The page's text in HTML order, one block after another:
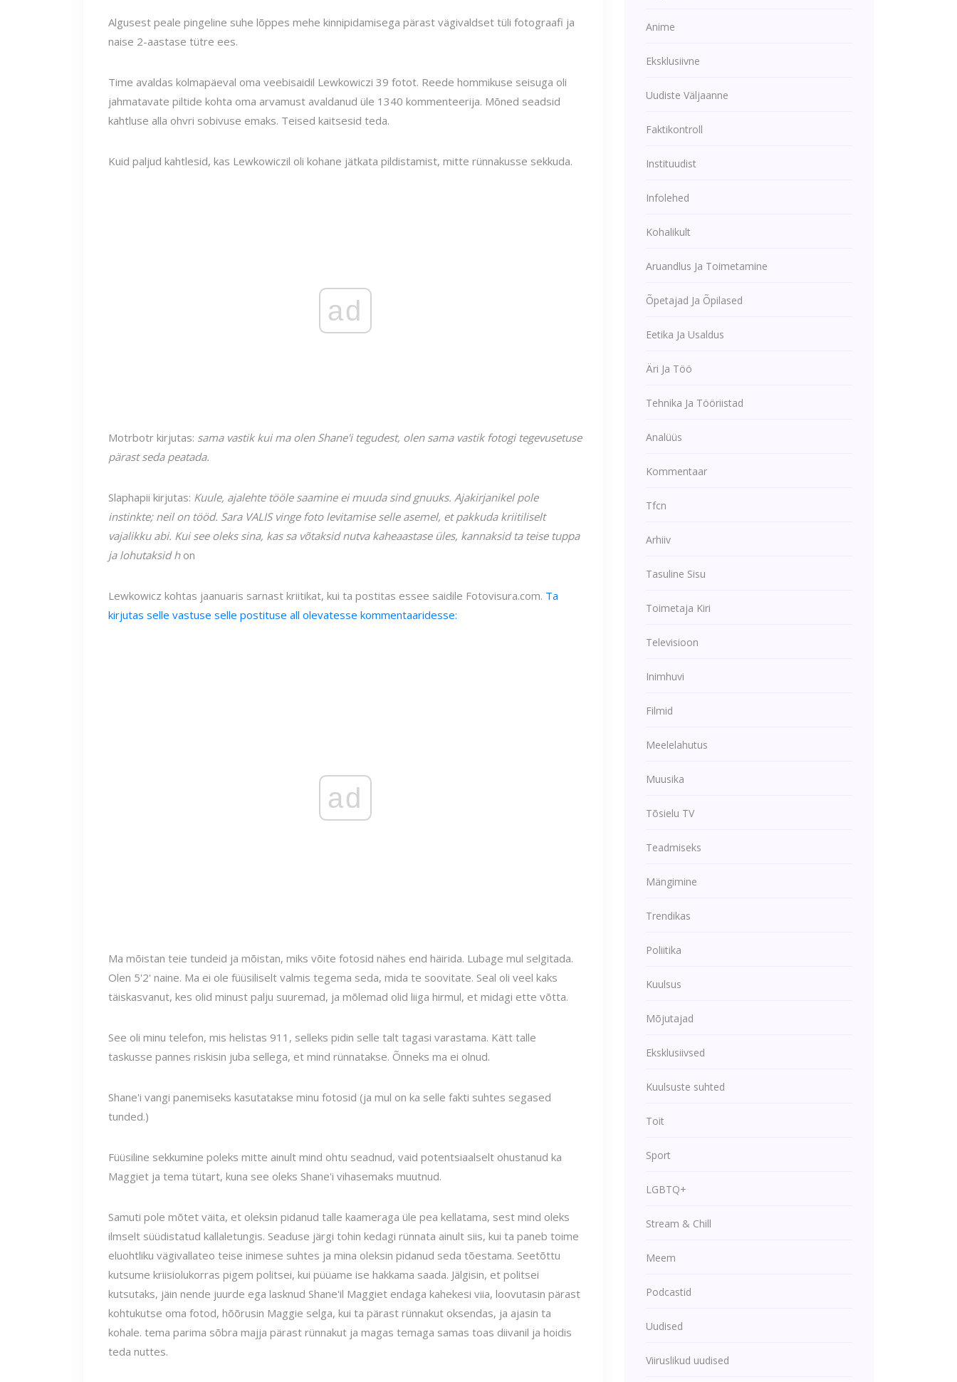
Algusest peale pingeline suhe lõppes mehe kinnipidamisega pärast vägivaldset tüli fotograafi ja
naise 2-aastase tütre ees.
Time avaldas kolmapäeval oma veebisaidil Lewkowiczi 39 fotot. Reede hommikuse seisuga oli
jahmatavate piltide kohta oma arvamust avaldanud üle 1340 kommenteerija. Mõned seadsid
kahtluse alla ohvri sobivuse emaks. Teised kaitsesid teda.
Kuid paljud kahtlesid, kas Lewkowiczil oli kohane jätkata pildistamist, mitte rünnakusse sekkuda.
ad
Motrbotr kirjutas: sama vastik kui ma olen Shane'i tegudest, olen sama vastik fotogi tegevusetuse
pärast seda peatada.
Slaphapii kirjutas: Kuule, ajalehte tööle saamine ei muuda sind gnuuks. Ajakirjanikel pole
instinkte; neil on tööd. Sara VALIS vinge foto levitamise selle asemel, et pakkuda kriitiliselt
vajalikku abi. Kui see oleks sina, kas sa võtaksid nutva kaheaastase üles, kannaksid ta teise tuppa
ja lohutaksid hon
Lewkowicz kohtas jaanuaris sarnast kriitikat, kui ta postitas essee saidile Fotovisura.com. Ta
kirjutas selle vastuse selle postituse all olevatesse kommentaaridesse:
ad
Ma mõistan teie tundeid ja mõistan, miks võite fotosid nähes end häirida. Lubage mul selgitada.
Olen 5'2' naine. Ma ei ole füüsiliselt valmis tegema seda, mida te soovitate. Seal oli veel kaks
täiskasvanut, kes olid minust palju suuremad, ja mõlemad olid liiga hirmul, et midagi ette võtta.
See oli minu telefon, mis helistas 911, selleks pidin selle talt tagasi varastama. Kätt talle
taskusse pannes riskisin juba sellega, et mind rünnatakse. Õnneks ma ei olnud.
Shane'i vangi panemiseks kasutatakse minu fotosid (ja mul on ka selle fakti suhtes segased
tunded.)
Füüsiline sekkumine poleks mitte ainult mind ohtu seadnud, vaid potentsiaalselt ohustanud ka
Maggiet ja tema tütart, kuna see oleks Shane'i vihasemaks muutnud.
Samuti pole mõtet väita, et oleksin pidanud talle kaameraga üle pea kellatama, sest mind oleks
ilmselt süüdistatud kallaletungis. Seaduse järgi tohin kedagi rünnata ainult siis, kui ta paneb toime
eluohtliku vägivallateo teise inimese suhtes ja mina oleksin pidanud seda tõestama. Seetõttu
kutsume kriisiolukorras pigem politsei, kui püüame ise hakkama saada. Jälgisin, et politsei
kutsutaks, jäin nende juurde ega lasknud Shane'il Maggiet endaga kahekesi viia, loovutasin pärast
kohtukutse oma fotod, hõõrusin Maggie selga, kui ta pärast rünnakut oksendas, ja ajasin ta
kohale. tema parima sõbra majja pärast rünnakut ja magas temaga samas toas diivanil ja hoidis
teda nuttes.
Anime
Eksklusiivne
Uudiste Väljaanne
Faktikontroll
Instituudist
Infolehed
Kohalikult
Aruandlus Ja Toimetamine
Õpetajad Ja Õpilased
Eetika Ja Usaldus
Äri Ja Töö
Tehnika Ja Tööriistad
Analüüs
Kommentaar
Tfcn
Arhiiv
Tasuline Sisu
Toimetaja Kiri
Televisioon
Inimhuvi
Filmid
Meelelahutus
Muusika
Tõsielu TV
Teadmiseks
Mängimine
Trendikas
Poliitika
Kuulsus
Mõjutajad
Eksklusiivsed
Kuulsuste suhted
Toit
Sport
LGBTQ+
Stream & Chill
Meem
Podcastid
Uudised
Viiruslikud uudised